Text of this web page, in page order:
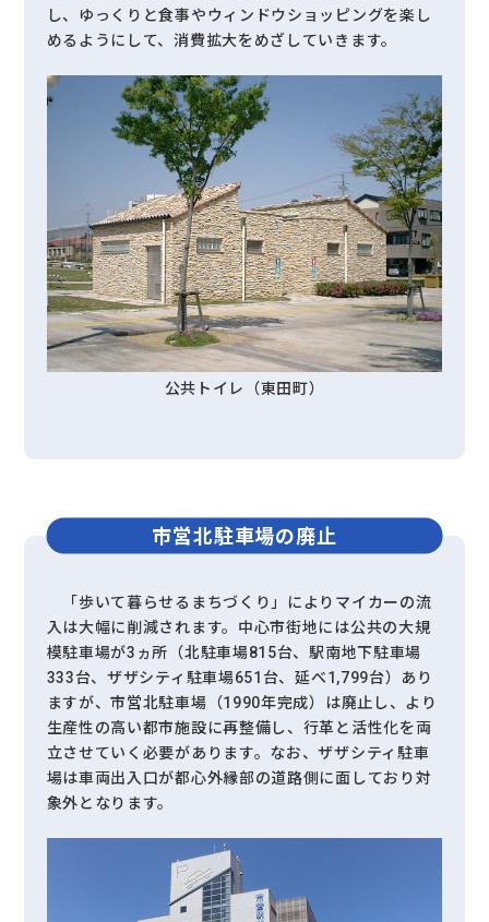
し、ゆっくりと食事やウィンドウショッピングを楽し
めるようにして、消費拡大をめざしていきます。
公共トイレ（東田町）
市営北駐車場の廃止
「歩いて暮らせるまちづくり」によりマイカーの流
入は大幅に削減されます。中心市街地には公共の大規
模駐車場が3ヵ所（北駐車場815台、駅南地下駐車場
333台、ザザシティ駐車場651台、延べ1,799台）あり
ますが、市営北駐車場（1990年完成）は廃止し、より
生産性の高い都市施設に再整備し、行革と活性化を両
立させていく必要があります。なお、ザザシティ駐車
場は車両出入口が都心外縁部の道路側に面しており対
象外となります。